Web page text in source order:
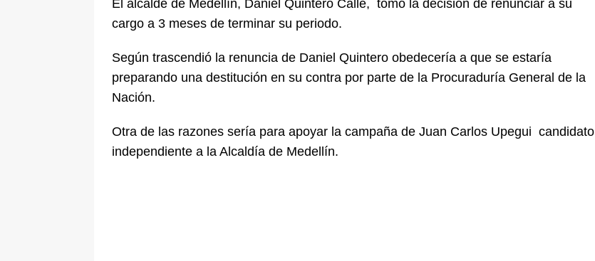
La historia detrás de la banda presidencial que portará Abelardo De La
ÚLTIMO
El alcalde de Medellín, Daniel Quintero Calle, tomó la decisión de renunciar a su
cargo a 3 meses de terminar su periodo.
Según trascendió la renuncia de Daniel Quintero obedecería a que se estaría
preparando una destitución en su contra por parte de la Procuraduría General de la
Nación.
Otra de las razones sería para apoyar la campaña de Juan Carlos Upegui candidato
independiente a la Alcaldía de Medellín.